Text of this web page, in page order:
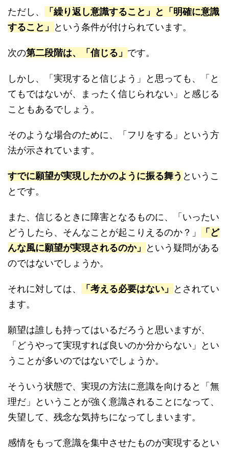
ただし、
「繰り返し意識すること」と「明確に意識
すること」
という条件が付けられています。
次の第二段階は、「信じる」 です。
しかし、「実現すると信じよう」と思っても、「と
てもではないが、まったく信じられない」と感じる
こともあるでしょう。
そのような場合のために、「フリをする」という方
法が示されています。
すでに願望が実現したかのように振る舞う というこ
とです。
また、信じるときに障害となるものに、「いったい
どうしたら、そんなことが起こりえるのか？」
「ど
んな風に願望が実現されるのか」
という疑問がある
のではないでしょうか。
それに対しては、 「考える必要はない」
とされてい
ます。
願望は誰しも持ってはいるだろうと思いますが、
「どうやって実現すれば良いのか分からない」とい
うことが多いのではないでしょうか。
そういう状態で、実現の方法に意識を向けると「無
理だ」ということが強く意識されることになって、
失望して、残念な気持ちになってしまいます。
感情をもって意識を集中させたものが実現するとい